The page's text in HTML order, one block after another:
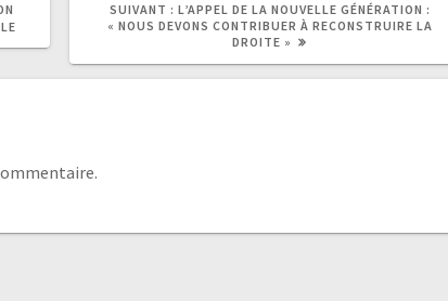
SUIVANT : L’APPEL DE LA NOUVELLE GÉNÉRATION :
« NOUS DEVONS CONTRIBUER À RECONSTRUIRE LA
DROITE »